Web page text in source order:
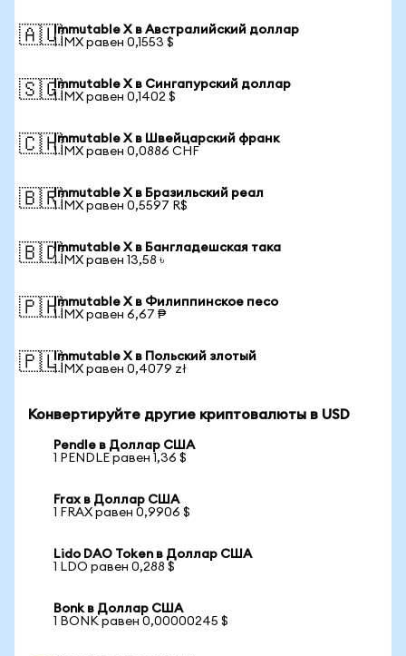
🇦🇺Immutable X в Австралийский доллар
1 IMX равен 0,1553 $
🇸🇬Immutable X в Сингапурский доллар
1 IMX равен 0,1402 $
🇨🇭Immutable X в Швейцарский франк
1 IMX равен 0,0886 CHF
🇧🇷Immutable X в Бразильский реал
1 IMX равен 0,5597 R$
🇧🇩Immutable X в Бангладешская така
1 IMX равен 13,58 ৳
🇵🇭Immutable X в Филиппинское песо
1 IMX равен 6,67 ₱
🇵🇱Immutable X в Польский злотый
1 IMX равен 0,4079 zł
Конвертируйте другие криптовалюты в USD
Pendle в Доллар США
1 PENDLE равен 1,36 $
Frax в Доллар США
1 FRAX равен 0,9906 $
Lido DAO Token в Доллар США
1 LDO равен 0,288 $
Bonk в Доллар США
1 BONK равен 0,00000245 $